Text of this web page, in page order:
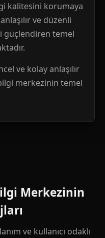
kalitesini korumaya
ve düzenli
güçlendiren temel
ve kolay anlaşılır
merkezinin temel
Merkezinin
ve kullanıcı odaklı